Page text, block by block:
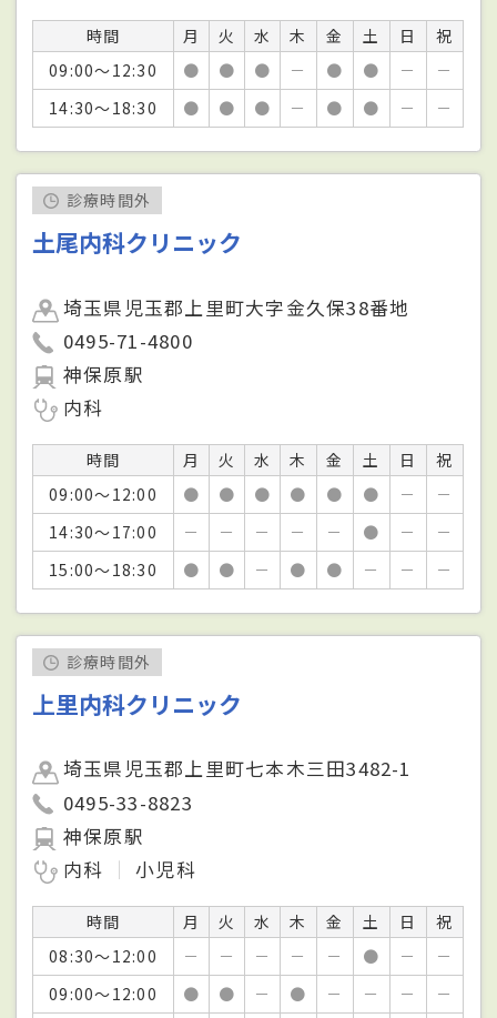
時間 月 火 水 木 金 土 日
祝
09:00～12:30
● ● ● － ● ● －
－
14:30～18:30
● ● ● － ● ● － －
診療時間外
土尾内科クリニック
埼玉県児玉郡上里町大字金久保38番地
0495-71-4800
神保原駅
内科
時間 月 火 水 木 金 土 日
祝
09:00～12:00
● ● ● ● ● ● －
－
14:30～17:00
－ － － － － ● －
－
15:00～18:30
● ● － ● ● － － －
診療時間外
上里内科クリニック
埼玉県児玉郡上里町七本木三田3482-1
0495-33-8823
神保原駅
内科
小児科
時間 月 火 水 木 金 土 日
祝
08:30～12:00
－ － － － － ● －
－
09:00～12:00
● ● － ● － － －
－